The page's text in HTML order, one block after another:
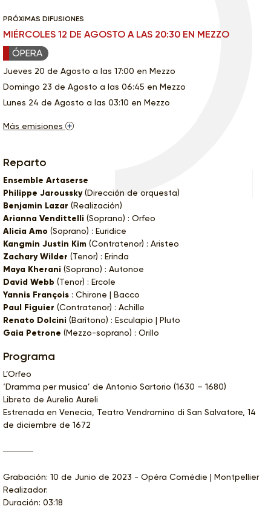
PRÓXIMAS DIFUSIONES
MIÉRCOLES 12 DE AGOSTO A LAS 20:30 EN MEZZO
ÓPERA
Jueves 20 de Agosto a las 17:00 en Mezzo
Domingo 23 de Agosto a las 06:45 en Mezzo
Lunes 24 de Agosto a las 03:10 en Mezzo
Más emisiones
Reparto
Ensemble Artaserse
Philippe Jaroussky(Dirección de orquesta)
Benjamin Lazar (Realización)
Arianna Vendittelli (Soprano) : Orfeo
Alicia Amo (Soprano) : Euridice
Kangmin Justin Kim (Contratenor) : Aristeo
Zachary Wilder (Tenor) : Erinda
Maya Kherani (Soprano) : Autonoe
David Webb (Tenor) : Ercole
Yannis François : Chirone | Bacco
Paul Figuier (Contratenor) : Achille
Renato Dolcini (Barítono) : Esculapio | Pluto
Gaia Petrone (Mezzo-soprano) : Orillo
Programa
L’Orfeo
‘Dramma per musica’ de Antonio Sartorio (1630 – 1680)
Libreto de Aurelio Aureli
Estrenada en Venecia, Teatro Vendramino di San Salvatore, 14
de diciembre de 1672
Grabación: 10 de Junio de 2023 - Opéra Comédie | Montpellier
Realizador:
Duración: 03:18